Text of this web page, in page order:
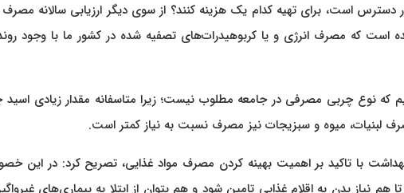
است، برای تهیه کدام یک هزینه کنند؟ از سوی دیگر ارزیابی سالانه
که مصرف انرژی و یا کربوهیدرات‌های تصفیه شده در کشور ما با وجود
که نوع چربی مصرفی در جامعه مطلوب نیست؛ زیرا متاسفانه مقدار زیادی
میوه و سبزیجات نیز مصرف نسبت به نیاز کمتر است.
بهداشت با تاکید بر اهمیت بهینه کردن مصرف مواد غذایی، تصریح کرد: در
نیاز بدن به اقلام غذایی تامین شود و هم بتوان از ابتلا به بیماری‌های